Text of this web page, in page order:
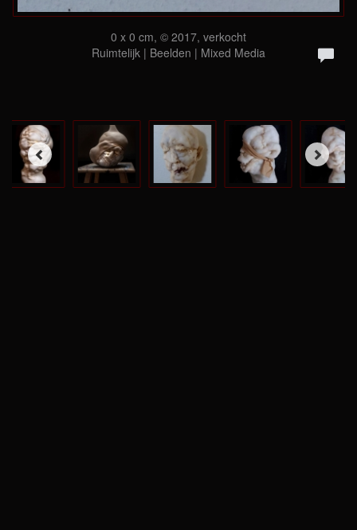
0 x 0 cm, © 2017, verkocht
Ruimtelijk | Beelden | Mixed Media